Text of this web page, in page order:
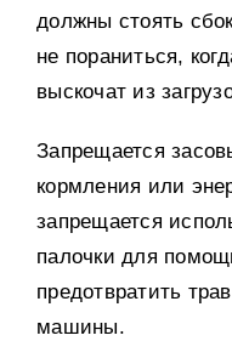
должны стоять
не пораниться,
выскочат из
Запрещается
кормления или
запрещается
палочки для
предотвратить
машины.